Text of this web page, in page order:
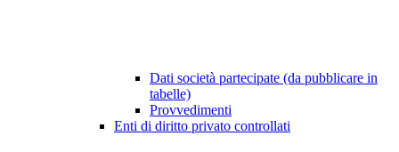
Dati società partecipate (da pubblicare in
tabelle)
Provvedimenti
Enti di diritto privato controllati